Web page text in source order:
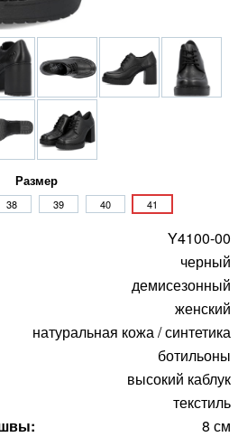
Размер
38 39 40 41
Y4100-00
черный
демисезонный
женский
натуральная кожа / синтетика
ботильоны
высокий каблук
текстиль
8 см